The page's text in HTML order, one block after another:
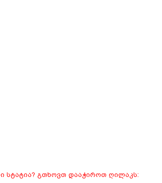
სტატია? გთხოვთ დააჭიროთ ღილაკს: